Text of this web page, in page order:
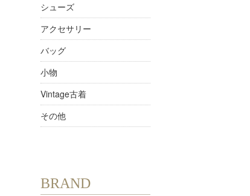
シューズ
アクセサリー
バッグ
小物
Vintage古着
その他
BRAND